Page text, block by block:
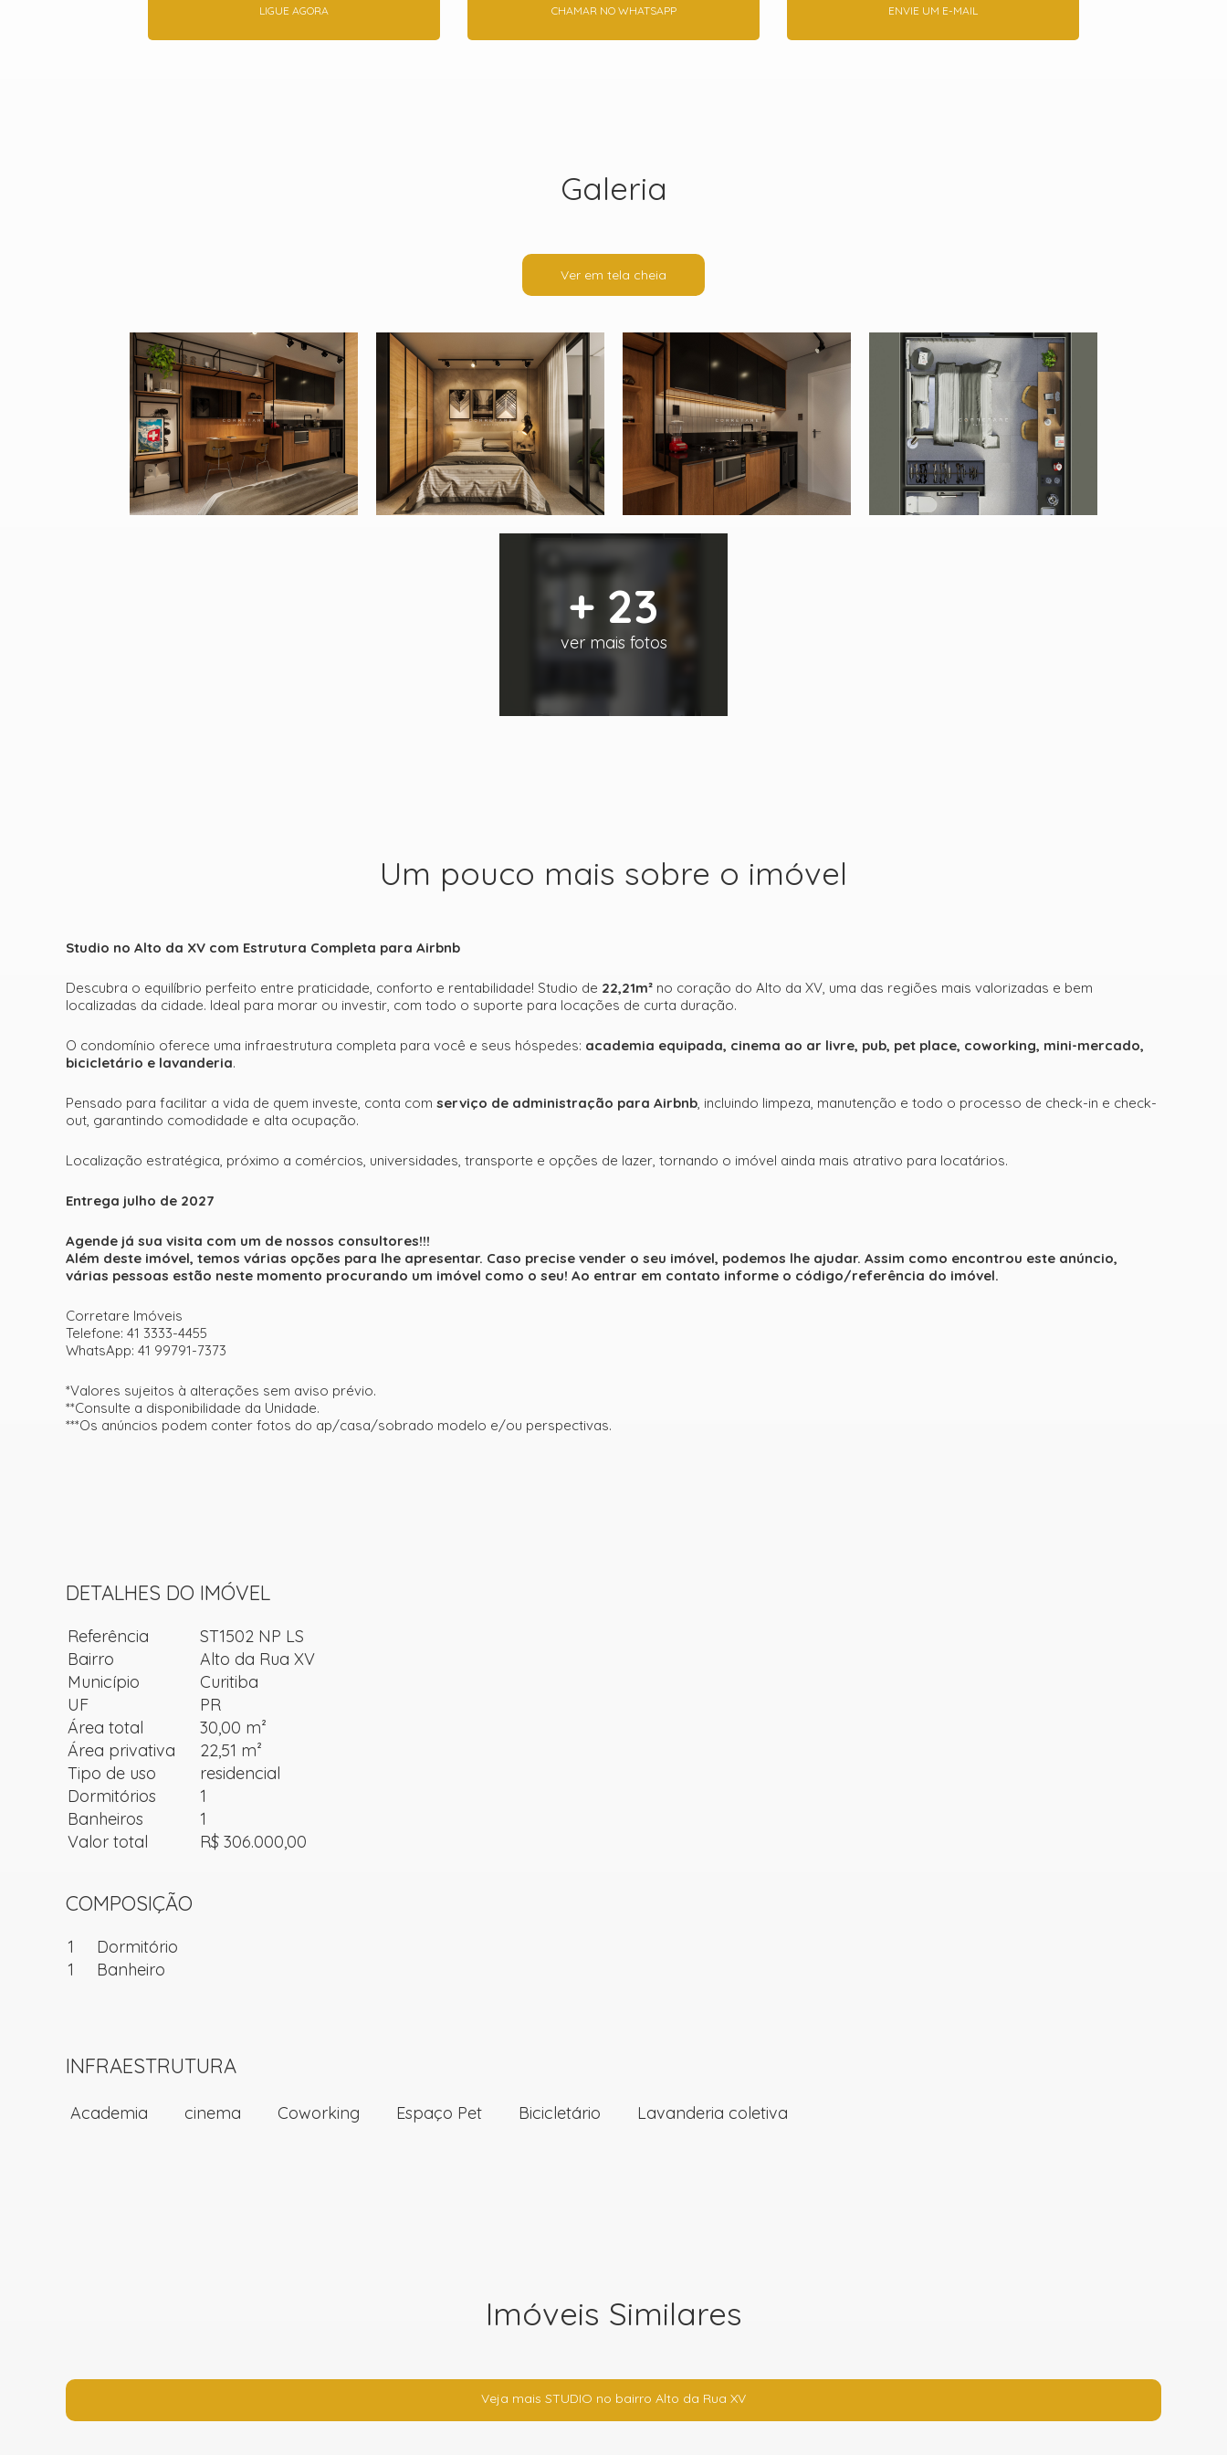
LIGUE AGORA CHAMAR NO WHATSAPP ENVIE UM E-MAIL
Galeria
Ver em tela cheia
+ 23
ver mais fotos
Um pouco mais sobre o imóvel
Studio no Alto da XV com Estrutura Completa para Airbnb
Descubra o equilíbrio perfeito entre praticidade, conforto e rentabilidade! Studio de 22,21m² no coração do Alto da XV, uma das regiões mais valorizadas e bem
localizadas da cidade. Ideal para morar ou investir, com todo o suporte para locações de curta duração.
O condomínio oferece uma infraestrutura completa para você e seus hóspedes: academia equipada, cinema ao ar livre, pub, pet place, coworking, mini-mercado,
bicicletário e lavanderia.
Pensado para facilitar a vida de quem investe, conta com serviço de administração para Airbnb, incluindo limpeza, manutenção e todo o processo de check-in e check-
out, garantindo comodidade e alta ocupação.
Localização estratégica, próximo a comércios, universidades, transporte e opções de lazer, tornando o imóvel ainda mais atrativo para locatários.
Entrega julho de 2027
Agende já sua visita com um de nossos consultores!!!
Além deste imóvel, temos várias opções para lhe apresentar. Caso precise vender o seu imóvel, podemos lhe ajudar. Assim como encontrou este anúncio,
várias pessoas estão neste momento procurando um imóvel como o seu! Ao entrar em contato informe o código/referência do imóvel.
Corretare Imóveis
Telefone: 41 3333-4455
WhatsApp: 41 99791-7373
*Valores sujeitos à alterações sem aviso prévio.
**Consulte a disponibilidade da Unidade.
***Os anúncios podem conter fotos do ap/casa/sobrado modelo e/ou perspectivas.
DETALHES DO IMÓVEL
Referência
ST1502 NP LS
Bairro
Alto da Rua XV
Município
Curitiba
UF
PR
Área total
30,00 m²
Área privativa
22,51 m²
Tipo de uso
residencial
Dormitórios
1
Banheiros
1
Valor total
R$ 306.000,00
COMPOSIÇÃO
1
Dormitório
1
Banheiro
INFRAESTRUTURA
Academia cinema Coworking Espaço Pet Bicicletário Lavanderia coletiva
Imóveis Similares
Veja mais STUDIO no bairro Alto da Rua XV